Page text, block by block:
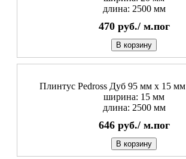
длина: 2500 мм
470 руб./ м.пог
В корзину
Плинтус Pedross Дуб 95 мм х 15
ширина: 15 мм
длина: 2500 мм
646 руб./ м.пог
В корзину